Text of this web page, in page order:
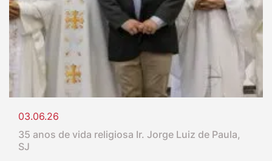
03.06.26
35 anos de vida religiosa Ir. Jorge Luiz de Paula,
SJ